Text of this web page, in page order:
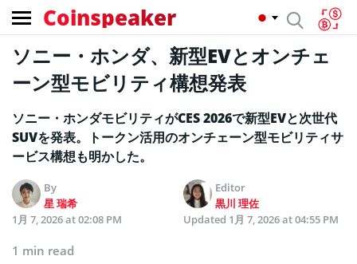
Coinspeaker
ソニー・ホンダ、新型EVとオンチェ
ーン型モビリティ構想発表
ソニー・ホンダモビリティがCES 2026で新型EVと次世代
SUVを発表。トークン活用のオンチェーン型モビリティサ
ービス構想も明かした。
By
星 瑞希
Editor
黒川 理佐
1月 7, 2026 at 02:08 PM
Updated 1月 7, 2026 at 04:55 PM
1 min read